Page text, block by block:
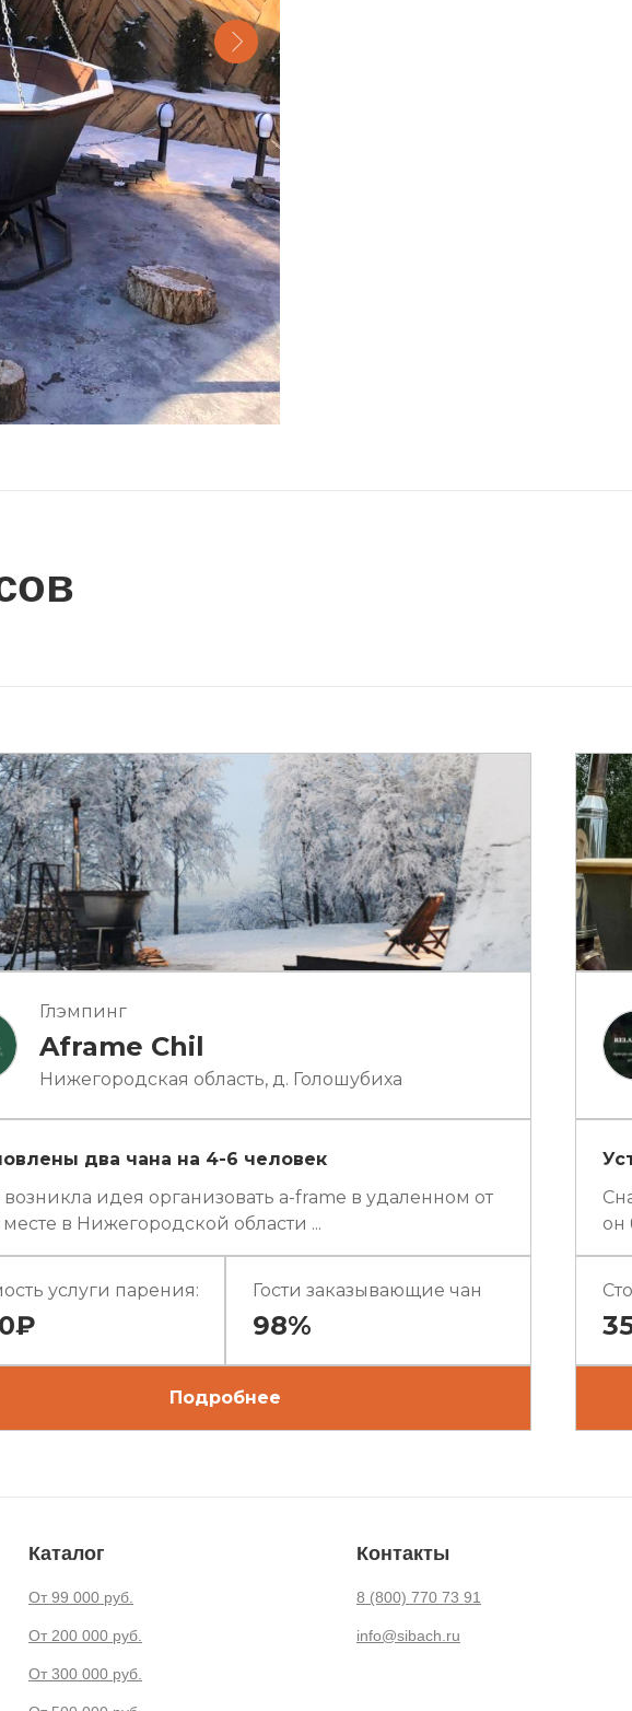
Подробнее
Глэмпинг
услуги парения:
Нижегородская область, д. Голошубиха
два чана на 4-6 человек
возникла идея организовать a-frame в удаленном от
месте в Нижегородской области ...
Aframe Chil
Гости заказывающие чан
98%
он
Контакты
Каталог
От 99 000 руб.
От 300 000 руб.
От 200 000 руб.
8 (800) 770 73 91
info@sibach.ru